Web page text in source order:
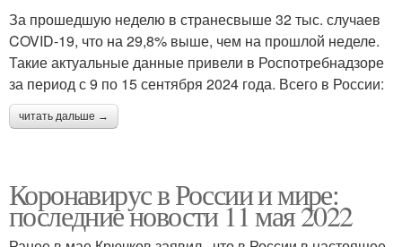
За прошедшую неделю в странесвыше 32 тыс. случаев
COVID-19, что на 29,8% выше, чем на прошлой неделе.
Такие актуальные данные привели в Роспотребнадзоре
за период с 9 по 15 сентября 2024 года. Всего в России:
читать дальше →
Коронавирус в России и мире:
последние новости 11 мая 2022